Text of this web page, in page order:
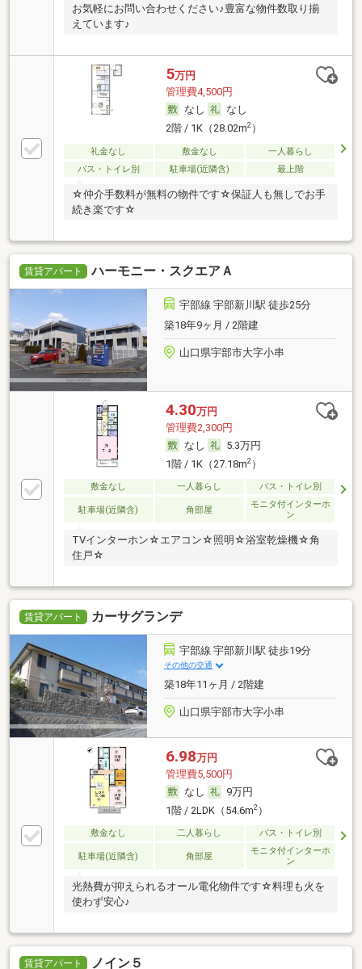
お気軽にお問い合わせください♪豊富な物件数取り揃
えています♪
5万円
管理費4,500円
なし
なし
2階 / 1K（28.02m2）
礼金なし 敷金なし
一人暮らし
バス・トイレ別
駐車場(近隣含) 最上階
☆仲介手数料が無料の物件です☆保証人も無しでお手
続き楽です☆
賃貸アパート ハーモニー・スクエアＡ
宇部線 宇部新川駅 徒歩25分
築18年9ヶ月 / 2階建
山口県宇部市大字小串
4.30万円
管理費2,300円
なし
5.3万円
1階 / 1K（27.18m2）
敷金なし 一人暮らし バス・トイレ別
駐車場(近隣含) 角部屋
モニタ付インターホ
ン
TVインターホン☆エアコン☆照明☆浴室乾燥機☆角
住戸☆
賃貸アパート カーサグランデ
宇部線 宇部新川駅 徒歩19分
その他の交通
築18年11ヶ月 / 2階建
山口県宇部市大字小串
6.98万円
管理費5,500円
なし
9万円
1階 / 2LDK（54.6m2）
敷金なし 二人暮らし バス・トイレ別
駐車場(近隣含) 角部屋
モニタ付インターホ
ン
光熱費が抑えられるオール電化物件です☆料理も火を
使わず安心♪
賃貸アパート ノイン５